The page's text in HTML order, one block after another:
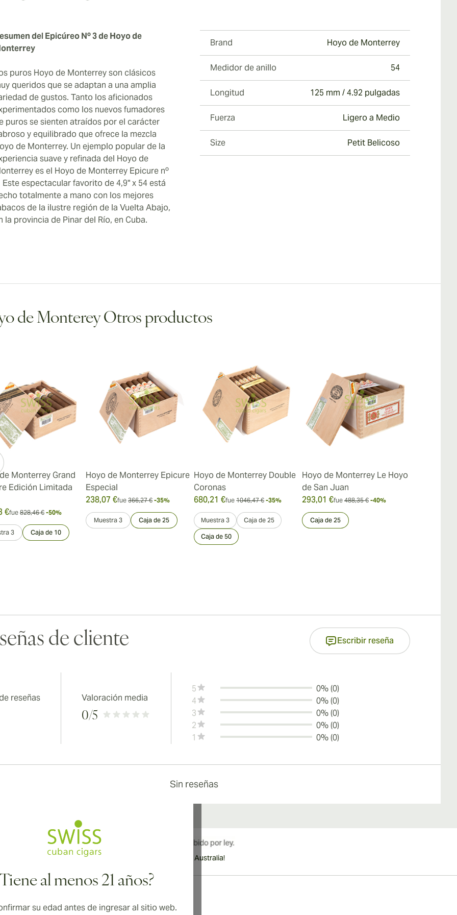
del Epicúreo Nº 3 de Hoyo de
puros Hoyo de Monterrey son clásicos
queridos que se adaptan a una amplia
de gustos. Tanto los aficionados
como los nuevos fumadores
puros se sienten atraídos por el carácter
y equilibrado que ofrece la mezcla
de Monterrey. Un ejemplo popular de la
suave y refinada del Hoyo de
es el Hoyo de Monterrey Epicure nº
Este espectacular favorito de 4,9" x 54 está
totalmente a mano con los mejores
de la ilustre región de la Vuelta Abajo,
la provincia de Pinar del Río, en Cuba.
Brand Hoyo de Monterrey
Medidor de anillo 54
Longitud 125 mm / 4.92 pulgadas
Fuerza Ligero a Medio
Size Petit Belicoso
de Monterey Otros productos
Monterrey Grand
Edición Limitada
€fue 828,46 € -50%
3 Caja de 10
Hoyo de Monterrey Epicure
Especial
238,07 €fue 366,27 € -35%
Muestra 3 Caja de 25
Hoyo de Monterrey Double
Coronas
680,21 €fue 1046,47 € -35%
Muestra 3 Caja de 25
Caja de 50
Hoyo de Monterrey Le Hoyo
de San Juan
293,01 €fue 488,35 € -40%
Caja de 25
de cliente Escribir reseña
reseñas Valoración media
0/5
5
0% (0)
4
0% (0)
3
0% (0)
2
0% (0)
1
0% (0)
Sin reseñas
al menos 21 años?
su edad antes de ingresar al sitio web.
¡Envío internacional disponible a Canadá, Reino Unido y Australia!